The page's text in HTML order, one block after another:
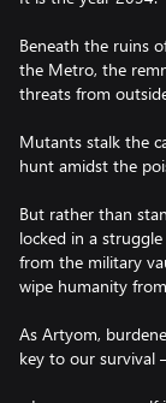
Beneath the ruins
the Metro, the
threats from
Mutants stalk the
hunt amidst the
But rather than
locked in a
from the military
wipe humanity
As Artyom,
key to our survival